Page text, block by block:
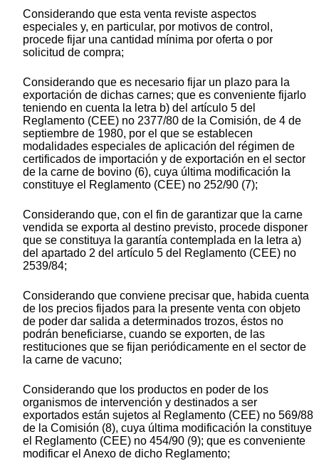
Considerando que esta venta reviste aspectos
especiales y, en particular, por motivos de control,
procede fijar una cantidad mínima por oferta o por
solicitud de compra;
Considerando que es necesario fijar un plazo para la
exportación de dichas carnes; que es conveniente fijarlo
teniendo en cuenta la letra b) del artículo 5 del
Reglamento (CEE) no 2377/80 de la Comisión, de 4 de
septiembre de 1980, por el que se establecen
modalidades especiales de aplicación del régimen de
certificados de importación y de exportación en el sector
de la carne de bovino (6), cuya última modificación la
constituye el Reglamento (CEE) no 252/90 (7);
Considerando que, con el fin de garantizar que la carne
vendida se exporta al destino previsto, procede disponer
que se constituya la garantía contemplada en la letra a)
del apartado 2 del artículo 5 del Reglamento (CEE) no
2539/84;
Considerando que conviene precisar que, habida cuenta
de los precios fijados para la presente venta con objeto
de poder dar salida a determinados trozos, éstos no
podrán beneficiarse, cuando se exporten, de las
restituciones que se fijan periódicamente en el sector de
la carne de vacuno;
Considerando que los productos en poder de los
organismos de intervención y destinados a ser
exportados están sujetos al Reglamento (CEE) no 569/88
de la Comisión (8), cuya última modificación la constituye
el Reglamento (CEE) no 454/90 (9); que es conveniente
modificar el Anexo de dicho Reglamento;